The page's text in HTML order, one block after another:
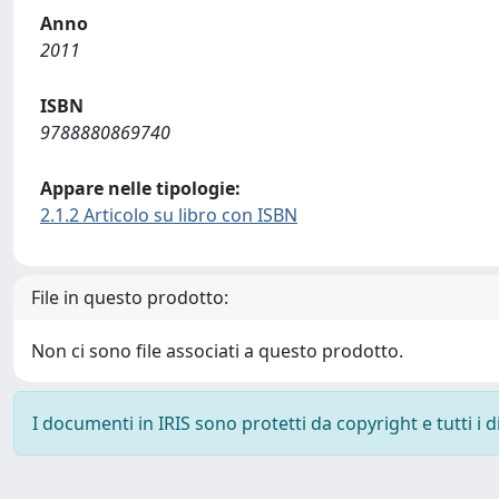
Anno
2011
ISBN
9788880869740
Appare nelle tipologie:
2.1.2 Articolo su libro con ISBN
File in questo prodotto:
Non ci sono file associati a questo prodotto.
I documenti in IRIS sono protetti da copyright e tutti i